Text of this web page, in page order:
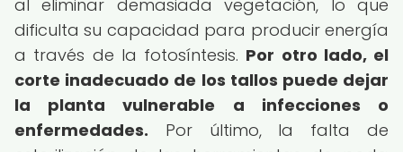
al eliminar demasiada vegetación, lo que
dificulta su capacidad para producir energía
a través de la fotosíntesis. Por otro lado, el
corte inadecuado de los tallos puede dejar
la planta vulnerable a infecciones o
enfermedades. Por último, la falta de